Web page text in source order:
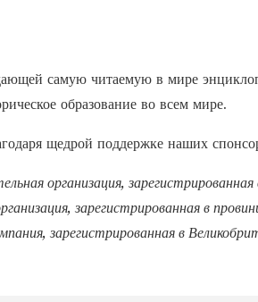
самую читаемую в мире
образование во всем мире.
щедрой поддержке наших
организация,
зарегистрированная в
зарегистрированная в